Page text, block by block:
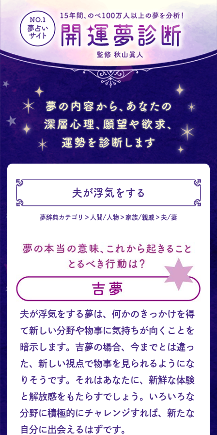
夫が浮気をする
夢辞典カテゴリ 人間/人物 家族/親戚 夫/妻
夫が浮気をする夢は、何かのきっかけを得
て新しい分野や物事に気持ちが向くことを
暗示します。吉夢の場合、今までとは違っ
た、新しい視点で物事を見られるようにな
りそうです。それはあなたに、新鮮な体験
と解放感をもたらすでしょう。いろいろな
分野に積極的にチャレンジすれば、新たな
自分に出会えるはずです。